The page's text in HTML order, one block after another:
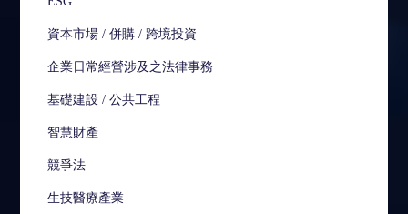
資本市場 / 併購 / 跨境投資
企業日常經營涉及之法律事務
基礎建設 / 公共工程
智慧財產
競爭法
生技醫療產業